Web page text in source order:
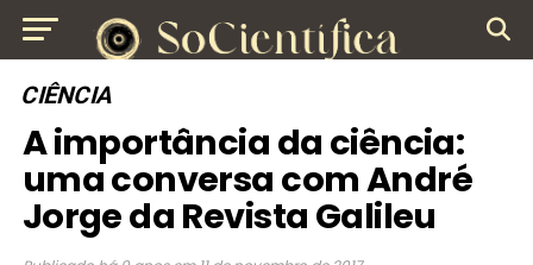
CIÊNCIA
A importância da ciência:
uma conversa com André
Jorge da Revista Galileu